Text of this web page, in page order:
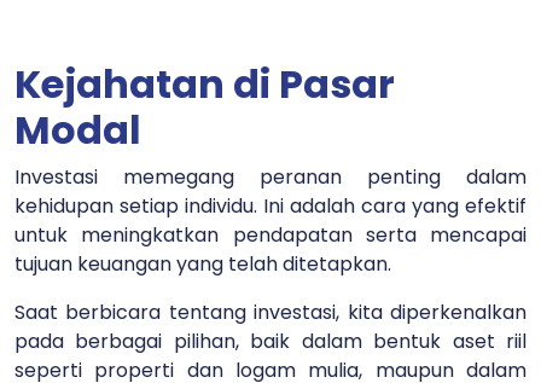
Kejahatan di Pasar
Modal
Investasi memegang peranan penting dalam
kehidupan setiap individu. Ini adalah cara yang efektif
untuk meningkatkan pendapatan serta mencapai
tujuan keuangan yang telah ditetapkan.
Saat berbicara tentang investasi, kita diperkenalkan
pada berbagai pilihan, baik dalam bentuk aset riil
seperti properti dan logam mulia, maupun dalam